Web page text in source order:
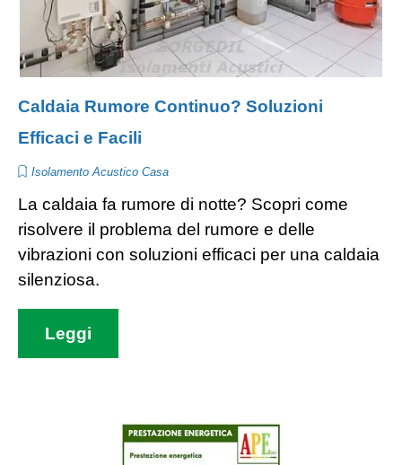
Caldaia Rumore Continuo? Soluzioni
Efficaci e Facili
Isolamento Acustico Casa
La caldaia fa rumore di notte? Scopri come
risolvere il problema del rumore e delle
vibrazioni con soluzioni efficaci per una caldaia
silenziosa.
Leggi